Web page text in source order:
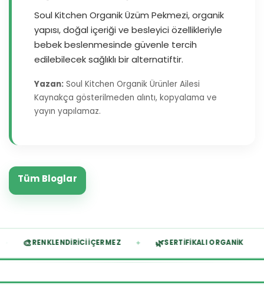
Soul Kitchen Organik Üzüm Pekmezi, organik
yapısı, doğal içeriği ve besleyici özellikleriyle
bebek beslenmesinde güvenle tercih
edilebilecek sağlıklı bir alternatiftir.
Yazan: Soul Kitchen Organik Ürünler Ailesi
Kaynakça gösterilmeden alıntı, kopyalama ve
yayın yapılamaz.
Tüm Bloglar
🎨RENKLENDIRICI İÇERMEZ 🌿SERTIFIKALI ORGANIK